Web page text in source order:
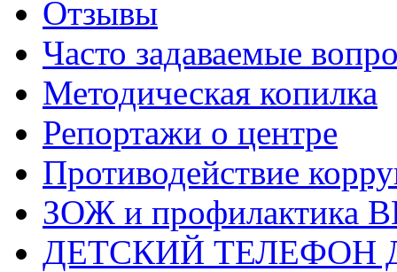
Отзывы
Часто задаваемые
Методическая копилка
Репортажи о центре
Противодействие
ЗОЖ и профилактика
ДЕТСКИЙ ТЕЛЕФОН